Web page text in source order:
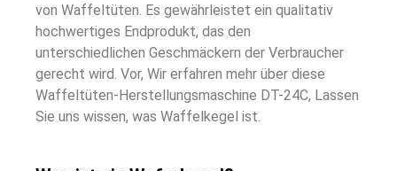
von Waffeltüten. Es gewährleistet ein qualitativ
hochwertiges Endprodukt, das den
unterschiedlichen Geschmäckern der Verbraucher
gerecht wird. Vor, Wir erfahren mehr über diese
Waffeltüten-Herstellungsmaschine DT-24C, Lassen
Sie uns wissen, was Waffelkegel ist.